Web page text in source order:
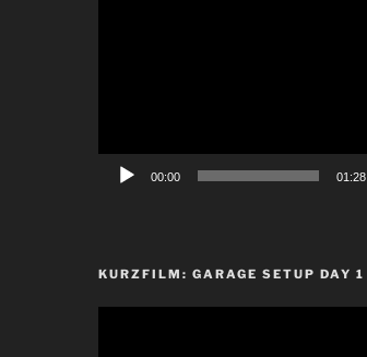
00:00 01:28
KURZFILM: GARAGE SETUP DAY 1